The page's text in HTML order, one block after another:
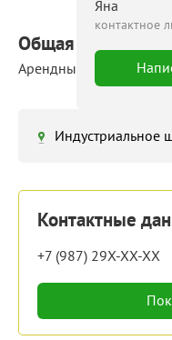
Яна
контактное
Общая площадь: 6
Арендные площади: 30
Индустриальное
Контактные
+7 (987) 29X-XX-XX